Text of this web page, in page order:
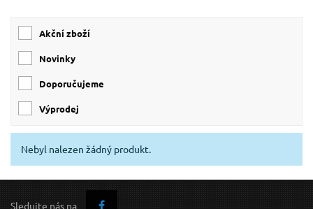
Akční zboží
Novinky
Doporučujeme
Výprodej
Nebyl nalezen žádný produkt.
Sledujte nás na